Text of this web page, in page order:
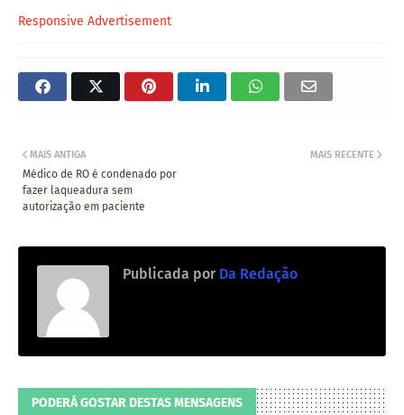
Responsive Advertisement
MAIS RECENTE
MAIS ANTIGA
Médico de RO é condenado por
fazer laqueadura sem
autorização em paciente
Publicada por Da Redação
PODERÁ GOSTAR DESTAS MENSAGENS